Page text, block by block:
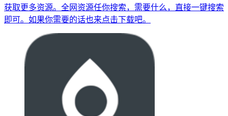
获取更多资源。全网资源任你搜索，需要什么，直接一键搜索
即可。如果你需要的话也来点击下载吧。